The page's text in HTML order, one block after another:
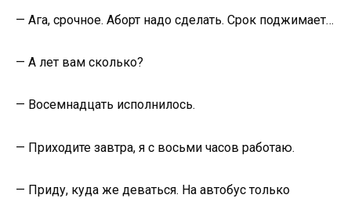
— Ага, срочное. Аборт надо сделать. Срок поджимает…
— А лет вам сколько?
— Восемнадцать исполнилось.
— Приходите завтра, я с восьми часов работаю.
— Приду, куда же деваться. На автобус только